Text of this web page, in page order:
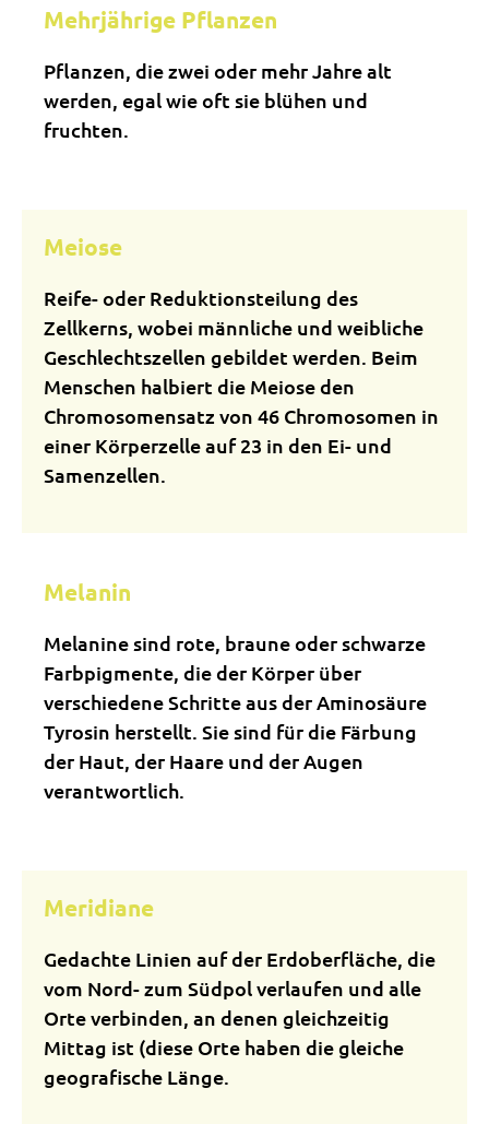
Mehrjährige Pflanzen
Pflanzen, die zwei oder mehr Jahre alt
werden, egal wie oft sie blühen und
fruchten.
Meiose
Reife- oder Reduktionsteilung des
Zellkerns, wobei männliche und weibliche
Geschlechtszellen gebildet werden. Beim
Menschen halbiert die Meiose den
Chromosomensatz von 46 Chromosomen in
einer Körperzelle auf 23 in den Ei- und
Samenzellen.
Melanin
Melanine sind rote, braune oder schwarze
Farbpigmente, die der Körper über
verschiedene Schritte aus der Aminosäure
Tyrosin herstellt. Sie sind für die Färbung
der Haut, der Haare und der Augen
verantwortlich.
Meridiane
Gedachte Linien auf der Erdoberfläche, die
vom Nord- zum Südpol verlaufen und alle
Orte verbinden, an denen gleichzeitig
Mittag ist (diese Orte haben die gleiche
geografische Länge.